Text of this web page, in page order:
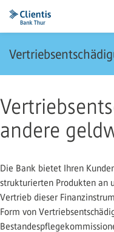
andere
Die Bank bietet Ihren
strukturierten Produkten an
Vertrieb dieser
Form von